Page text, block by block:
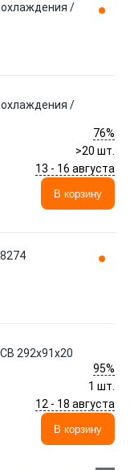
охлаждения /
охлаждения /
76%
>20 шт.
13 - 16 августа
В корзину
292х91х20
95%
1 шт.
12 - 18 августа
В корзину